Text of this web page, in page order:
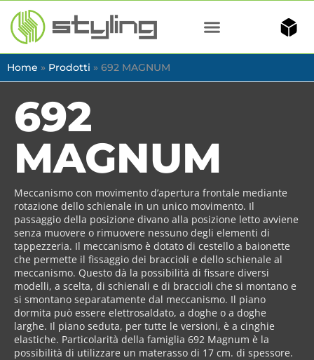
Home » Prodotti » 692 MAGNUM
692
MAGNUM
Meccanismo con movimento d’apertura frontale mediante
rotazione dello schienale in un unico movimento. Il
passaggio della posizione divano alla posizione letto avviene
senza muovere o rimuovere nessuno degli elementi di
tappezzeria. Il meccanismo è dotato di cestello a baionette
che permette il fissaggio dei braccioli e dello schienale al
meccanismo. Questo dà la possibilità di fissare diversi
modelli, a scelta, di schienali e di braccioli che si montano e
si smontano separatamente dal meccanismo. Il piano
dormita può essere elettrosaldato, a doghe o a doghe
larghe. Il piano seduta, per tutte le versioni, è a cinghie
elastiche. Particolarità della famiglia 692 Magnum è la
possibilità di utilizzare un materasso di 17 cm. di spessore.